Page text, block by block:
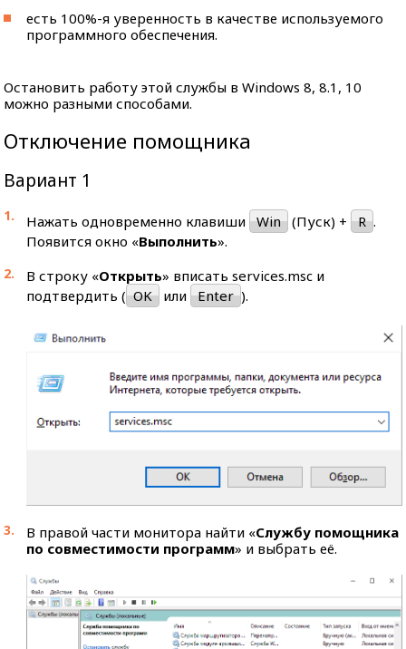
есть 100%-я уверенность в качестве используемого
программного обеспечения.
Остановить работу этой службы в Windows 8, 8.1, 10
можно разными способами.
Отключение помощника
Вариант 1
Нажать одновременно клавиши Win (Пуск) + R .
Появится окно «Выполнить».
В строку «Открыть» вписать services.msc и
подтвердить ( OK или Enter ).
В правой части монитора найти «Службу помощника
по совместимости программ» и выбрать её.